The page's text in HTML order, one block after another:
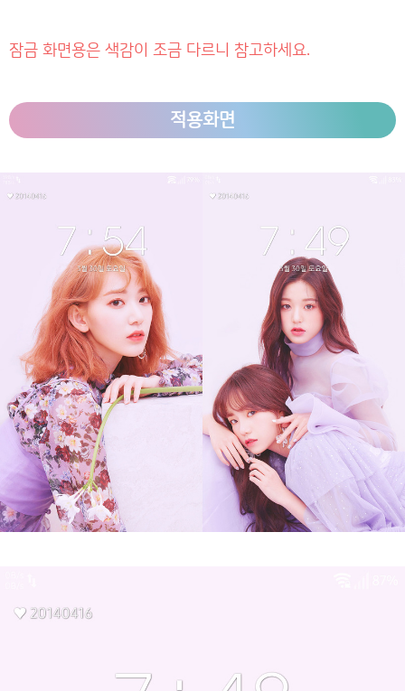
잠금 화면용은 색감이 조금 다르니 참고하세요.
적용화면